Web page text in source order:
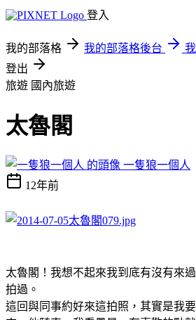
登入
我的部落格 我的部落格後台
登出
旅遊 國內旅遊
太魯閣
一隻狼一個人
12年前
太魯閣！我想不起來我到底有沒有來
拍過。
這回與同事約好來這拍照，其實是我